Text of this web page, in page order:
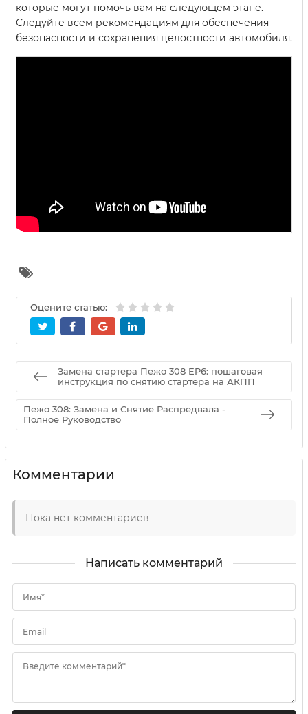
которые могут помочь вам на следующем этапе.
Следуйте всем рекомендациям для обеспечения
безопасности и сохранения целостности автомобиля.
Оцените статью:
Замена стартера Пежо 308 EP6: пошаговая
инструкция по снятию стартера на АКПП
Пежо 308: Замена и Снятие Распредвала -
Полное Руководство
Комментарии
Пока нет комментариев
Написать комментарий
Имя*
Email
Введите комментарий*